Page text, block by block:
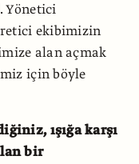
Yönetici
ekibimizin
alan açmak
için böyle
ışığa karşı
bir